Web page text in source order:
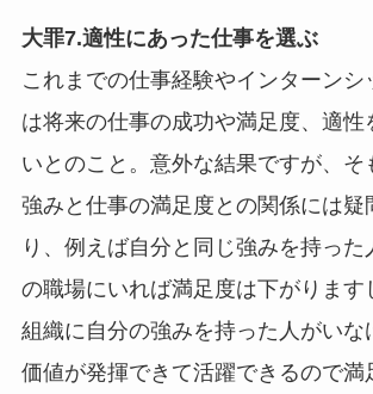
大罪7.適性にあった仕事を選ぶ
これまでの仕事経験やインターンシ
は将来の仕事の成功や満足度、適性
いとのこと。意外な結果ですが、そ
強みと仕事の満足度との関係には疑
り、例えば自分と同じ強みを持った
の職場にいれば満足度は下がります
組織に自分の強みを持った人がいな
価値が発揮できて活躍できるので満